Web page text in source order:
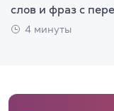
слов и фраз с
4 минуты